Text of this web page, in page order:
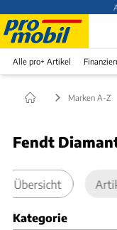
Alle pro+ Artikel
Marken A-Z
Fendt
Übersicht
Kategorie